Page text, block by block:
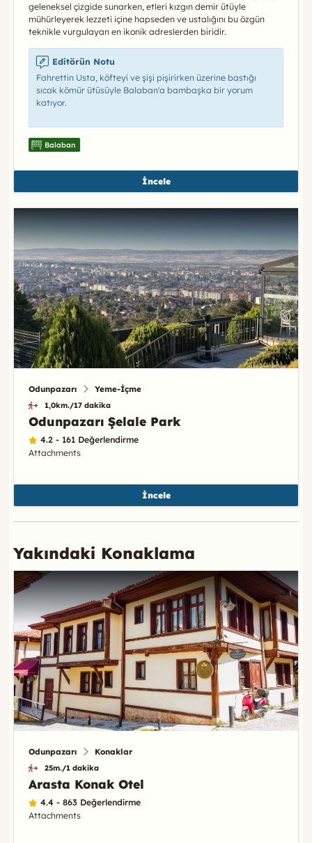
geleneksel çizgide sunarken, etleri kızgın demir ütüyle
mühürleyerek lezzeti içine hapseden ve ustalığını bu özgün
teknikle vurgulayan en ikonik adreslerden biridir.
Editörün Notu
Fahrettin Usta, köfteyi ve şişi pişirirken üzerine bastığı
sıcak kömür ütüsüyle Balaban'a bambaşka bir yorum
katıyor.
Balaban
İncele
Odunpazarı Yeme-İçme
1,0km./17 dakika
Odunpazarı Şelale Park
4.2 - 161 Değerlendirme
Attachments
İncele
Yakındaki Konaklama
Odunpazarı Konaklar
25m./1 dakika
Arasta Konak Otel
4.4 - 863 Değerlendirme
Attachments